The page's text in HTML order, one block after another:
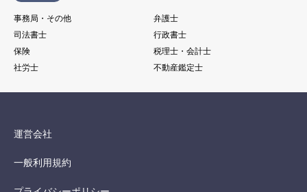
事務局・その他
弁護士
司法書士
行政書士
保険
税理士・会計士
社労士
不動産鑑定士
運営会社
一般利用規約